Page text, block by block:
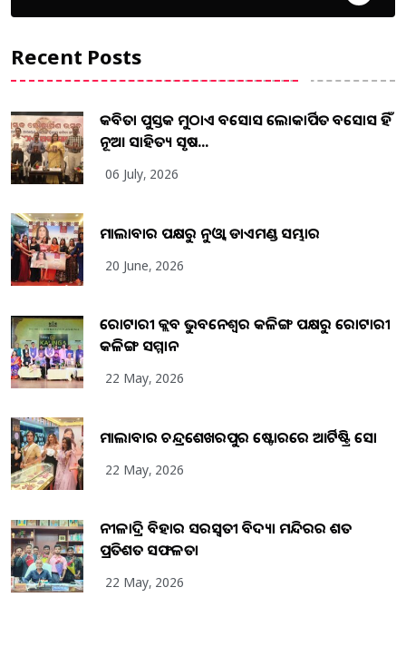
Recent Posts
କବିତା ପୁସ୍ତକ ମୁଠାଏ ଅବସୋସ ଲୋକାର୍ପିତ ଅବସୋସ ହିଁ
ନୂଆ ସାହିତ୍ୟ ସୃଷ...
06 July, 2026
ମାଲାବାର ପକ୍ଷରୁ ନୁଓ୍ବା ଡାଏମଣ୍ଡ ସମ୍ଭାର
20 June, 2026
ରୋଟାରୀ କ୍ଲବ ଭୁବନେଶ୍ୱର କଳିଙ୍ଗ ପକ୍ଷରୁ ରୋଟାରୀ
କଳିଙ୍ଗ ସମ୍ମାନ
22 May, 2026
ମାଲାବାର ଚନ୍ଦ୍ରଶେଖରପୁର ଷ୍ଟୋରରେ ଆର୍ଟିଷ୍ଟ୍ରି ସୋ
22 May, 2026
ନୀଳାଦ୍ରି ବିହାର ସରସ୍ୱତୀ ବିଦ୍ୟା ମନ୍ଦିରର ଶତ
ପ୍ରତିଶତ ସଫଳତା
22 May, 2026